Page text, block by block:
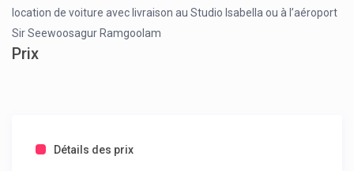
location de voiture avec livraison au Studio Isabella ou à l’aéroport
Sir Seewoosagur Ramgoolam
Prix
Détails des prix